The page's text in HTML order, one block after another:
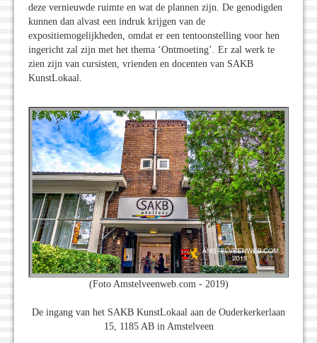
deze vernieuwde ruimte en wat de plannen zijn. De genodigden
kunnen dan alvast een indruk krijgen van de
expositiemogelijkheden, omdat er een tentoonstelling voor hen
ingericht zal zijn met het thema ‘Ontmoeting’. Er zal werk te
zien zijn van cursisten, vrienden en docenten van SAKB
KunstLokaal.
(Foto Amstelveenweb.com - 2019)
De ingang van het SAKB KunstLokaal aan de Ouderkerkerlaan
15, 1185 AB in Amstelveen